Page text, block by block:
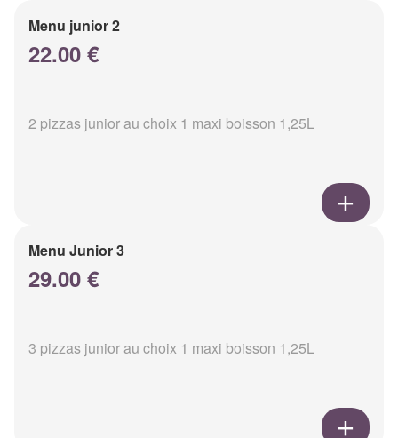
Menu junior 2
22.00 €
2 pizzas junior au choix 1 maxi boisson 1,25L
Menu Junior 3
29.00 €
3 pizzas junior au choix 1 maxi boisson 1,25L